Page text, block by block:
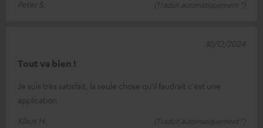
Peter S. (Traduit automatiquement *)
Tout va bien !
Je suis très satisfait, la seule chose qu'il faudrait c'est une
application
Klaus H.
(Traduit automatiquement *)
30/12/2024